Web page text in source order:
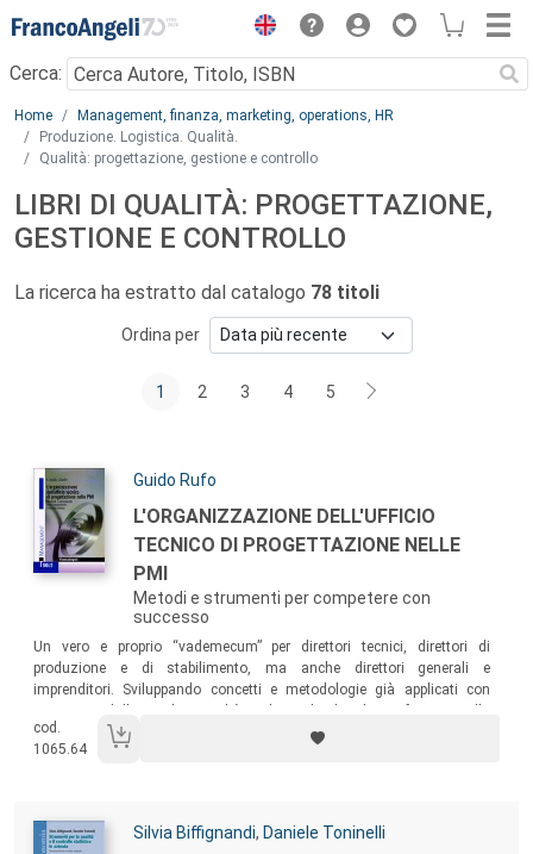
Menu
Cerca:
Main content
Home
Management, finanza, marketing, operations, HR
Produzione. Logistica. Qualità.
Qualità: progettazione, gestione e controllo
LIBRI DI QUALITÀ: PROGETTAZIONE,
GESTIONE E CONTROLLO
La ricerca ha estratto dal catalogo 78 titoli
Ordina per
1 2 3 4 5
Autori:
Guido Rufo
Titolo:
L'ORGANIZZAZIONE DELL'UFFICIO
TECNICO DI PROGETTAZIONE NELLE
PMI
Metodi e strumenti per competere con
successo
Un vero e proprio “vademecum” per direttori tecnici, direttori di
produzione e di stabilimento, ma anche direttori generali e
imprenditori. Sviluppando concetti e metodologie già applicati con
Direzione Tecnica tutti gli strumenti e i metodi per una gestione
evoluta dell’area tecnico-progettuale.
cod.
1065.64
Autori:
Silvia Biffignandi, Daniele Toninelli